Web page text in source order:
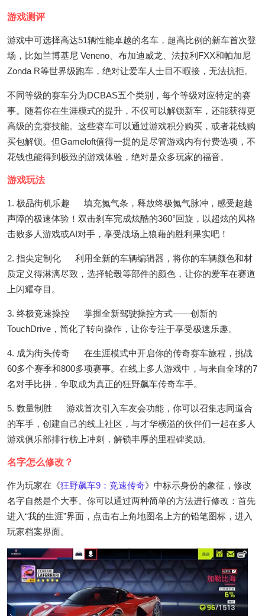
游戏测评
游戏中可选择高达51辆性能卓越的名车，超高比例的新车首次登
场，比如兰博基尼 Veneno、布加迪威龙、法拉利FXX和帕加尼
Zonda R等世界级跑车，绝对让爱车人士目不暇接，无法抗拒。
不同等级的赛车分为DCBAS五个类别，每个等级对应特定的赛
事。随着你在生涯模式的提升，不仅可以解锁新车，还能获得更
高级的竞赛技能。这些赛车可以通过游戏积分购买，或者花钱购
买包解锁。但Gameloft值得一提的是尽管游戏内有付费选项，不
花钱也能得到极致的游戏体验，绝对是众多玩家的福音。
游戏玩法
1. 极品街机乐趣 填充氮气条，释放终极氮气脉冲，感受超越
声障的极速体验！双击刹车完成炫酷的360°回旋，以超炫的风格
击败多人游戏或AI对手，享受战场上狼藉的胜利果实吧！
2. 指尖定制化 利用全新的车辆编辑器，将你的车辆颜色和材
质定义得淋漓尽致，选择轮毂等部件的颜色，让你的爱车在赛道
上闪耀夺目。
3. 终极竞速操控 掌握全新驾驶操控方式——创新的
TouchDrive，简化了转向操作，让你专注于享受极速乐趣。
4. 成为街头传奇 在生涯模式中开启你的传奇赛车旅程，挑战
60多个赛季和800多项赛事。在线上多人游戏中，与来自全球的7
名对手比拼，争取成为真正的狂野飙车传奇车手。
5. 数量制胜 游戏首次引入车友会功能，你可以召集志同道合
的车手，创建自己的线上社区，与才华横溢的伙伴们一起在多人
游戏俱乐部排行榜上冲刺，解锁丰厚的里程碑奖励。
名字怎么修改？
作为玩家在《狂野飙车9：竞速传奇》中标示身份的象征，修改
名字自然是个大事。你可以通过两种简单的方法进行修改：首先
进入“我的生涯”界面，点击右上角地图名上方的铅笔图标，进入
玩家档案界面。